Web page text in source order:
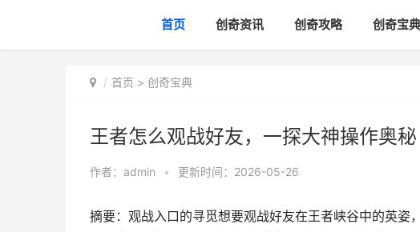
首页 创奇资讯 创奇攻略 创奇宝典
首页 > 创奇宝典
王者怎么观战好友，一探大神操作奥秘
作者： admin • 更新时间：2026-05-26
摘要：观战入口的寻觅想要观战好友在王者峡谷中的英